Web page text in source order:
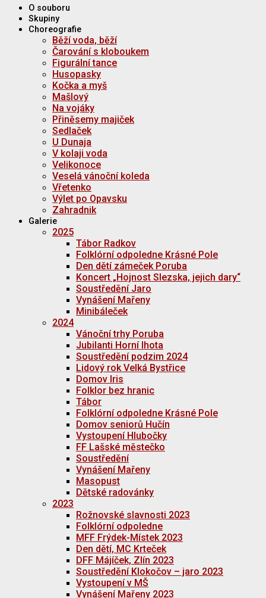
O souboru
Skupiny
Choreografie
Běží voda, běží
Čarování s kloboukem
Figurální tance
Husopasky
Kočka a myš
Mašlový
Na vojáky
Přiněsemy majiček
Sedlaček
U Dunaja
V kolaji voda
Velikonoce
Veselá vánoční koleda
Vřetenko
Výlet po Opavsku
Zahradnik
Galerie
2025
Tábor Radkov
Folklórní odpoledne Krásné Pole
Den dětí zámeček Poruba
Koncert „Hojnost Slezska, jejich dary“
Soustředění Jaro
Vynášení Mařeny
Minibáleček
2024
Vánoční trhy Poruba
Jubilanti Horní lhota
Soustředění podzim 2024
Lidový rok Velká Bystřice
Domov Iris
Folklor bez hranic
Tábor
Folklórní odpoledne Krásné Pole
Domov seniorů Hučín
Vystoupení Hlubočky
FF Lašské městečko
Soustředění
Vynášení Mařeny
Masopust
Dětské radovánky
2023
Rožnovské slavnosti 2023
Folklórní odpoledne
MFF Frýdek-Místek 2023
Den dětí, MC Krteček
DFF Májíček, Zlín 2023
Soustředění Klokočov – jaro 2023
Vystoupení v MŠ
Vynášení Mařeny 2023